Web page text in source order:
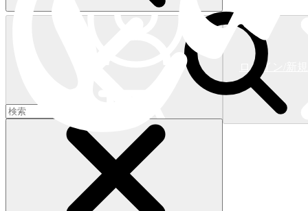
ログイン/新
ショッピングカート 0)